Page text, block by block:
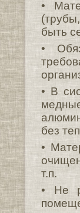
•
быть
•
• В
без
•
т.п.
• Не